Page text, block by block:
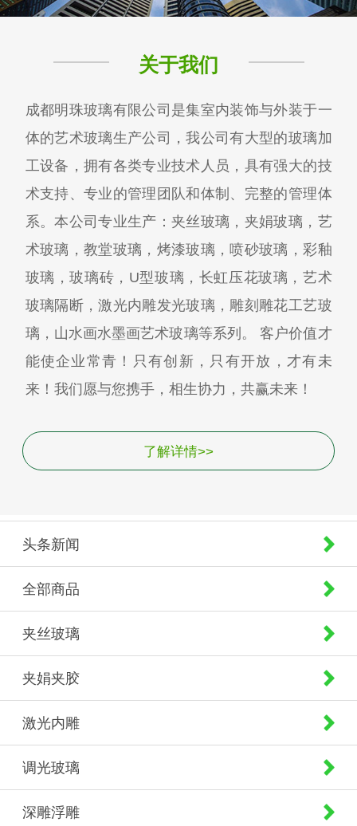
关于我们
成都明珠玻璃有限公司是集室内装饰与外装于一
体的艺术玻璃生产公司，我公司有大型的玻璃加
工设备，拥有各类专业技术人员，具有强大的技
术支持、专业的管理团队和体制、完整的管理体
系。本公司专业生产：夹丝玻璃，夹娟玻璃，艺
术玻璃，教堂玻璃，烤漆玻璃，喷砂玻璃，彩釉
玻璃，玻璃砖，U型玻璃，长虹压花玻璃，艺术
玻璃隔断，激光内雕发光玻璃，雕刻雕花工艺玻
璃，山水画水墨画艺术玻璃等系列。 客户价值才
能使企业常青！只有创新，只有开放，才有未
来！我们愿与您携手，相生协力，共赢未来！
了解详情>>
头条新闻
全部商品
夹丝玻璃
夹娟夹胶
激光内雕
调光玻璃
深雕浮雕